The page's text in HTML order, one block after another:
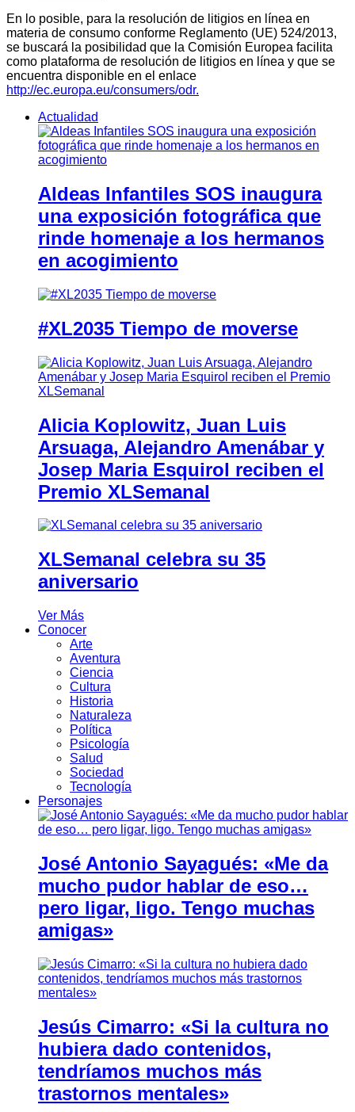
En lo posible, para la resolución de litigios en línea en
materia de consumo conforme Reglamento (UE) 524/2013,
se buscará la posibilidad que la Comisión Europea facilita
como plataforma de resolución de litigios en línea y que se
encuentra disponible en el enlace
http://ec.europa.eu/consumers/odr.
Actualidad
Aldeas Infantiles SOS inaugura
una exposición fotográfica que
rinde homenaje a los hermanos
en acogimiento
#XL2035 Tiempo de moverse
Alicia Koplowitz, Juan Luis
Arsuaga, Alejandro Amenábar y
Josep Maria Esquirol reciben el
Premio XLSemanal
XLSemanal celebra su 35
aniversario
Ver Más
Conocer
Arte
Aventura
Ciencia
Cultura
Historia
Naturaleza
Política
Psicología
Salud
Sociedad
Tecnología
Personajes
José Antonio Sayagués: «Me da
mucho pudor hablar de eso…
pero ligar, ligo. Tengo muchas
amigas»
Jesús Cimarro: «Si la cultura no
hubiera dado contenidos,
tendríamos muchos más
trastornos mentales»